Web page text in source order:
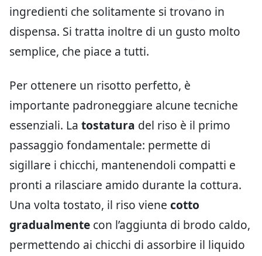
ingredienti che solitamente si trovano in
dispensa. Si tratta inoltre di un gusto molto
semplice, che piace a tutti.
Per ottenere un risotto perfetto, è
importante padroneggiare alcune tecniche
essenziali. La tostatura del riso è il primo
passaggio fondamentale: permette di
sigillare i chicchi, mantenendoli compatti e
pronti a rilasciare amido durante la cottura.
Una volta tostato, il riso viene cotto
gradualmente con l’aggiunta di brodo caldo,
permettendo ai chicchi di assorbire il liquido